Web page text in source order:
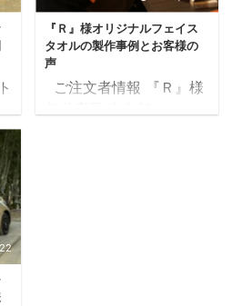
ール営業日の14日後に納
品 補足 お客様から頂い
たデザインを元にaiデー
タを製作 目次1 フェイス
タオル製作事例1.1 デザイ
ン確定までの流れ1.2 確
『Ｒ』様オリジナルフェイス
タオルの製作事例とお客様の
声
ご注文者情報 『Ｒ』様